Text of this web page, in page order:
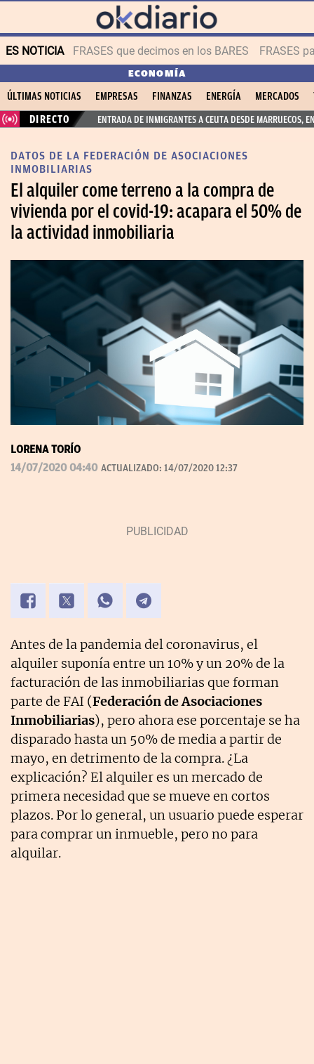
ES NOTICIA FRASES que decimos en los BARES FRASES
ECONOMÍA
ÚLTIMAS NOTICIAS EMPRESAS FINANZAS ENERGÍA MERCADOS
DIRECTO
ENTRADA DE INMIGRANTES A CEUTA DESDE MARRUECOS,
DATOS DE LA FEDERACIÓN DE ASOCIACIONES
INMOBILIARIAS
El alquiler come terreno a la compra de
vivienda por el covid-19: acapara el 50% de
la actividad inmobiliaria
LORENA TORÍO
14/07/2020 04:40 ACTUALIZADO: 14/07/2020 12:37
Antes de la pandemia del coronavirus, el
alquiler suponía entre un 10% y un 20% de la
facturación de las inmobiliarias que forman
parte de FAI (Federación de Asociaciones
Inmobiliarias), pero ahora ese porcentaje se ha
disparado hasta un 50% de media a partir de
mayo, en detrimento de la compra. ¿La
explicación? El alquiler es un mercado de
primera necesidad que se mueve en cortos
plazos. Por lo general, un usuario puede esperar
para comprar un inmueble, pero no para
alquilar.